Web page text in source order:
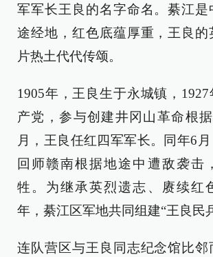
军军长王良的名字命名。綦江是
途经地，红色底蕴厚重，王良的
片热土代代传颂。
1905年，王良生于永城镇，
产党，参与创建井冈山革命根
月，王良任红四军军长。同年6
回师赣南根据地途中遭敌袭击
牲。为继承英烈遗志、赓续红
年，綦江区军地共同组建“王良民
连队营区与王良同志纪念馆比邻